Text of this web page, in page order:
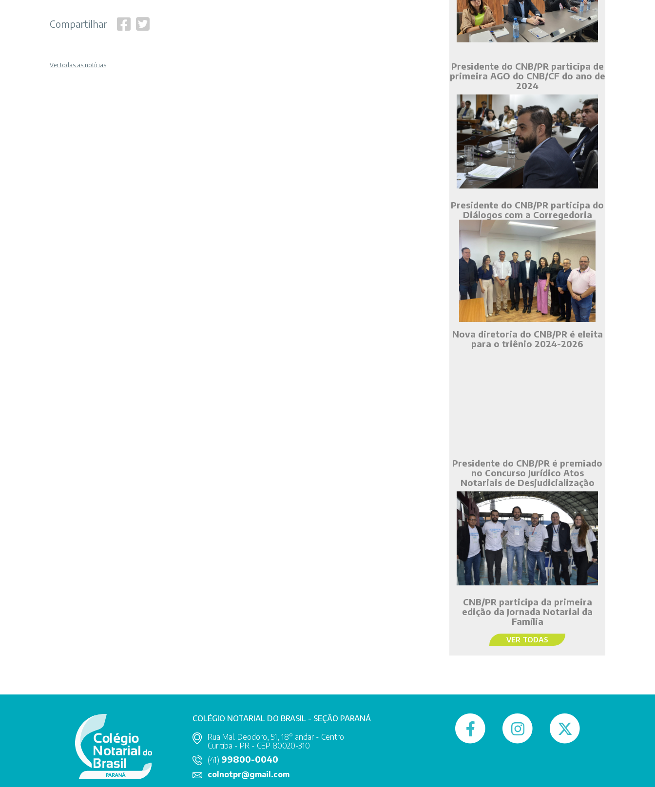
Compartilhar
Ver todas as notícias
Presidente do CNB/PR participa de
primeira AGO do CNB/CF do ano de
2024
Presidente do CNB/PR participa do
Diálogos com a Corregedoria
Nova diretoria do CNB/PR é eleita
para o triênio 2024-2026
Presidente do CNB/PR é premiado
no Concurso Jurídico Atos
Notariais de Desjudicialização
CNB/PR participa da primeira
edição da Jornada Notarial da
Família
VER TODAS
COLÉGIO NOTARIAL DO BRASIL - SEÇÃO PARANÁ
Rua Mal. Deodoro, 51, 18° andar - Centro
Curitiba - PR - CEP 80020-310
(41) 99800-0040
colnotpr@gmail.com